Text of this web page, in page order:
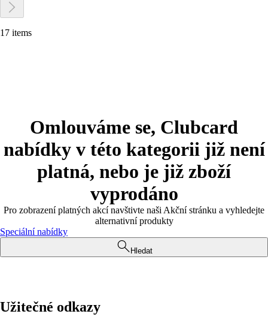
17 items
Omlouváme se, Clubcard
nabídky v této kategorii již není
platná, nebo je již zboží
vyprodáno
Pro zobrazení platných akcí navštivte naši Akční stránku a vyhledejte
alternativní produkty
Speciální nabídky
Hledat
Užitečné odkazy